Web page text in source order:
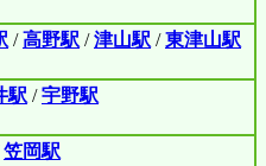
/高野駅 /津山駅 /東津山駅
駅 /宇野駅
笠岡駅